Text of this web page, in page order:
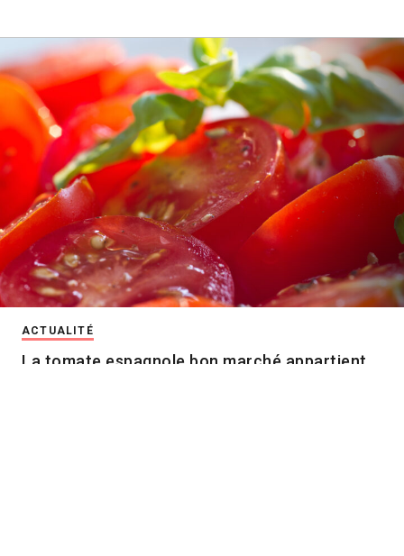
ACTUALITÉ
La tomate espagnole bon marché appartient